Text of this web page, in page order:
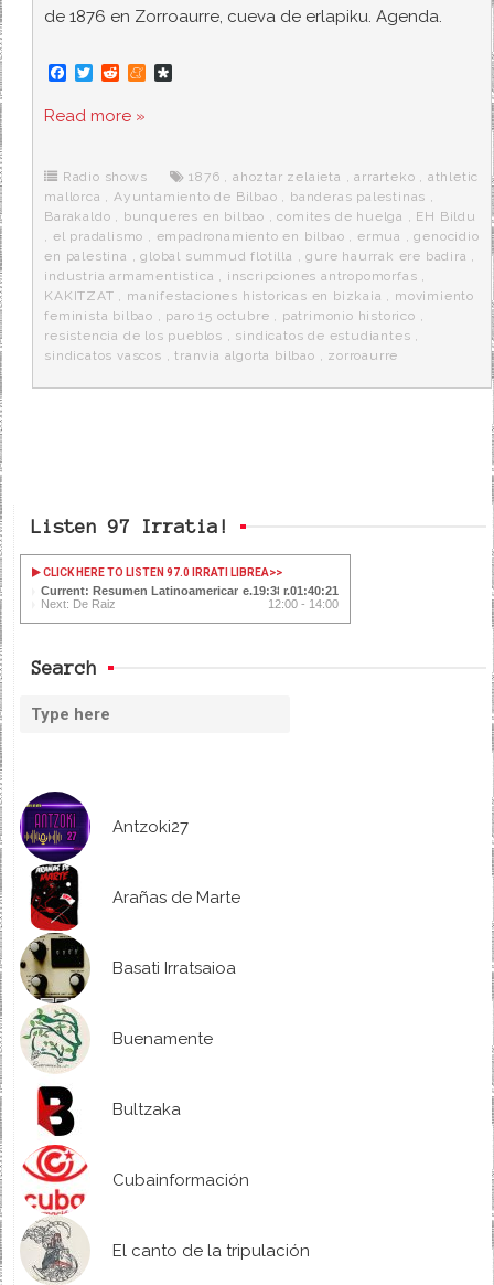
de 1876 en Zorroaurre, cueva de erlapiku. Agenda.
F
c
e
o
k
T
i
t
r
R
d
d
M
e
r
a
Read more »
Radio shows 1876 , ahoztar zelaieta ,arrarteko , athletic
mallorca ,Ayuntamiento de Bilbao , banderas palestinas ,
Barakaldo , bunqueres en bilbao ,comites de huelga , EH Bildu
, el pradalismo , empadronamiento en bilbao ,ermua ,genocidio
en palestina ,global summud flotilla ,gure haurrak ere badira ,
industria armamentistica , inscripciones antropomorfas ,
KAKITZAT , manifestaciones historicas en bizkaia , movimiento
feminista bilbao , paro 15 octubre , patrimonio historico ,
resistencia de los pueblos , sindicatos de estudiantes ,
sindicatos vascos ,tranvia algorta bilbao , zorroaurre
Listen 97 Irratia!
CLICK HERE TO LISTEN 97.0 IRRATI LIBREA>>
Current: Resumen Latinoamericano 19:39 01:40:20
Next: De Raiz
12:00 - 14:00
Search
Antzoki27
Arañas de Marte
Basati Irratsaioa
Buenamente
Bultzaka
Cubainformación
El canto de la tripulación